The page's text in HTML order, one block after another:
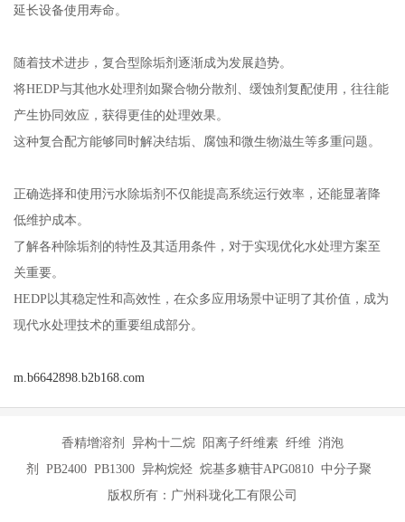
延长设备使用寿命。
随着技术进步，复合型除垢剂逐渐成为发展趋势。
将HEDP与其他水处理剂如聚合物分散剂、缓蚀剂复配使用，往往能
产生协同效应，获得更佳的处理效果。
这种复合配方能够同时解决结垢、腐蚀和微生物滋生等多重问题。
正确选择和使用污水除垢剂不仅能提高系统运行效率，还能显著降
低维护成本。
了解各种除垢剂的特性及其适用条件，对于实现优化水处理方案至
关重要。
HEDP以其稳定性和高效性，在众多应用场景中证明了其价值，成为
现代水处理技术的重要组成部分。
m.b6642898.b2b168.com
香精增溶剂 异构十二烷 阳离子纤维素 纤维 消泡
剂 PB2400 PB1300 异构烷烃 烷基多糖苷APG0810 中分子聚
版权所有：广州科珑化工有限公司